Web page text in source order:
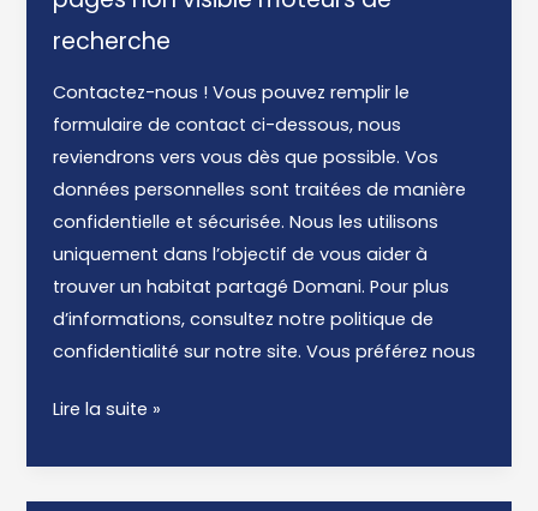
recherche
Contactez-nous ! Vous pouvez remplir le
formulaire de contact ci-dessous, nous
reviendrons vers vous dès que possible. Vos
données personnelles sont traitées de manière
confidentielle et sécurisée. Nous les utilisons
uniquement dans l’objectif de vous aider à
trouver un habitat partagé Domani. Pour plus
d’informations, consultez notre politique de
confidentialité sur notre site. Vous préférez nous
Contactez-
Lire la suite »